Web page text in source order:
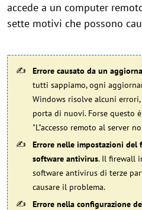
accede a un computer
sette motivi che possono
Errore causato da un
tutti sappiamo, ogni
Windows risolve alcuni
porta di nuovi. Forse questo
"L"accesso remoto al server
Errore nelle impostazioni
software antivirus. Il firewall
software antivirus di terze
causare il problema.
Errore nella configurazione